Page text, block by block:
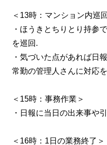
＜13時：マンション内巡
・ほうきとちりとり持参
を巡回.
・気づいた点があれば日
常勤の管理人さんに対応
＜15時：事務作業＞
・日報に当日の出来事や
＜16時：1日の業務終了＞